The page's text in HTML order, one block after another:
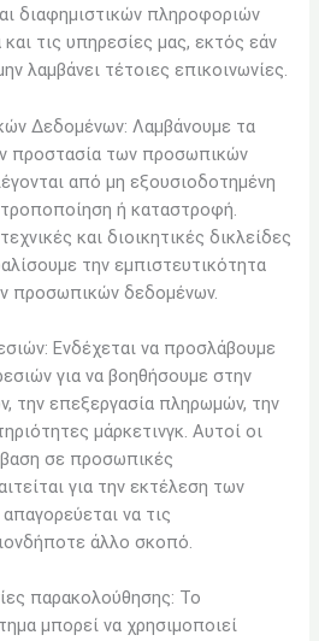
διαφημιστικών πληροφοριών
τις υπηρεσίες μας, εκτός εάν
λαμβάνει τέτοιες επικοινωνίες.
Δεδομένων: Λαμβάνουμε τα
προστασία των προσωπικών
από μη εξουσιοδοτημένη
ή καταστροφή.
και διοικητικές δικλείδες
την εμπιστευτικότητα
προσωπικών δεδομένων.
Ενδέχεται να προσλάβουμε
για να βοηθήσουμε στην
την επεξεργασία πληρωμών, την
μάρκετινγκ. Αυτοί οι
σε προσωπικές
για την εκτέλεση των
να τις
άλλο σκοπό.
παρακολούθησης: Το
μπορεί να χρησιμοποιεί